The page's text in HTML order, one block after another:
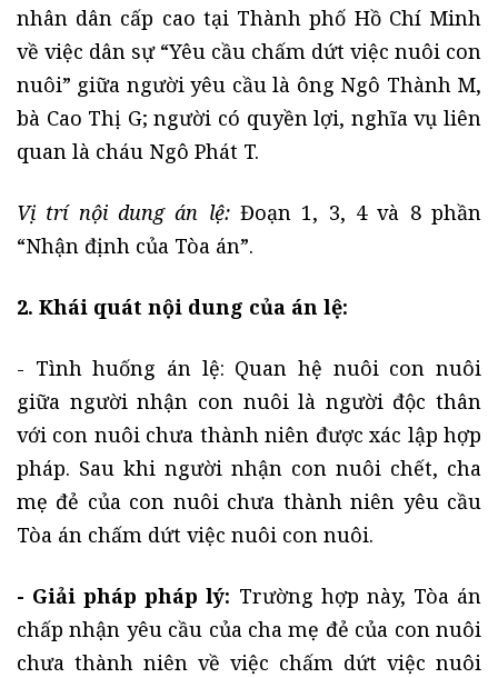
nhân dân cấp cao tại Thành phố Hồ Chí Minh
về việc dân sự “Yêu cầu chấm dứt việc nuôi con
nuôi” giữa người yêu cầu là ông Ngô Thành M,
bà Cao Thị G; người có quyền lợi, nghĩa vụ liên
quan là cháu Ngô Phát T.
Vị trí nội dung án lệ:Đoạn 1, 3, 4 và 8 phần
“Nhận định của Tòa án”.
2. Khái quát nội dung của án lệ:
- Tình huống án lệ: Quan hệ nuôi con nuôi
giữa người nhận con nuôi là người độc thân
với con nuôi chưa thành niên được xác lập hợp
pháp. Sau khi người nhận con nuôi chết, cha
mẹ đẻ của con nuôi chưa thành niên yêu cầu
Tòa án chấm dứt việc nuôi con nuôi.
- Giải pháp pháp lý: Trường hợp này, Tòa án
chấp nhận yêu cầu của cha mẹ đẻ của con nuôi
chưa thành niên về việc chấm dứt việc nuôi